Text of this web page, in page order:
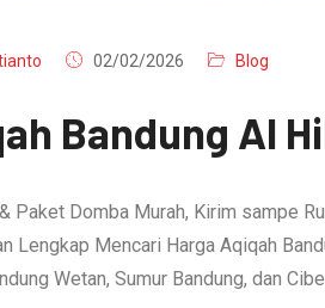
02/02/2026 Blog
Bandung Al
Paket Domba Murah, Kirim sampe
Lengkap Mencari Harga Aqiqah
Wetan, Sumur Bandung, dan